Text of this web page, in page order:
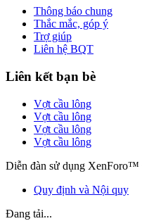
Thông báo chung
Thắc mắc, góp ý
Trợ giúp
Liên hệ BQT
Liên kết bạn bè
Vợt cầu lông
Vợt cầu lông
Vợt cầu lông
Vợt cầu lông
Diễn đàn sử dụng
Quy định và Nội quy
Đang tải...